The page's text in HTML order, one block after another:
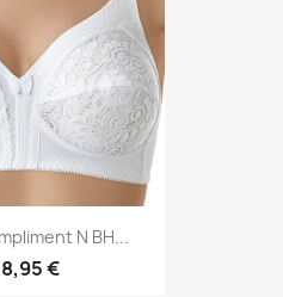
N BH...
€